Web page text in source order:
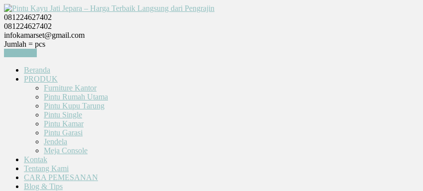
081224627402
081224627402
infokamarset@gmail.com
Jumlah = pcs
Beranda
PRODUK
Furniture Kantor
Pintu Rumah Utama
Pintu Kupu Tarung
Pintu Single
Pintu Kamar
Pintu Garasi
Jendela
Meja Console
Kontak
Tentang Kami
CARA PEMESANAN
Blog & Tips